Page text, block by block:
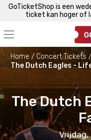
GoTicketShop is een
ticket kan hoger of
Home Concert Tickets
The Dutch Eagles -
The Dutch
Vrijdag,